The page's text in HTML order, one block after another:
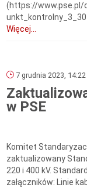
(https://www.pse.pl/
Więcej...
7 grudnia 2023, 14:22
w PSE
Komitet
zaktualizowany
220 i 400 kV.
załączników: Linie